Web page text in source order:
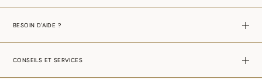
BESOIN D'AIDE ?
CONSEILS ET SERVICES